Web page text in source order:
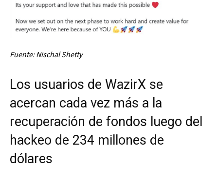
Fuente:Nischal Shetty
Los usuarios de WazirX se
acercan cada vez más a la
recuperación de fondos luego del
hackeo de 234 millones de
dólares